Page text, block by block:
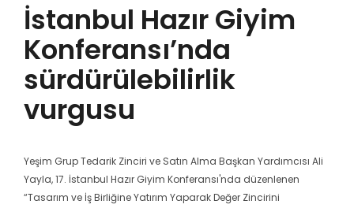
İstanbul Hazır Giyim
Konferansı’nda
sürdürülebilirlik
vurgusu
Yeşim Grup Tedarik Zinciri ve Satın Alma Başkan Yardımcısı Ali
Yayla, 17. İstanbul Hazır Giyim Konferansı'nda düzenlenen
“Tasarım ve İş Birliğine Yatırım Yaparak Değer Zincirini